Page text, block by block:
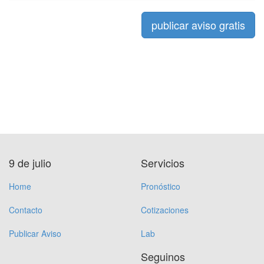
publicar aviso gratis
9 de julio
Home
Contacto
Publicar Aviso
Servicios
Pronóstico
Cotizaciones
Lab
Seguinos